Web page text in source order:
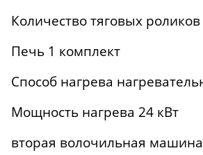
Количество тяговых роликов
Печь 1 комплект
Способ нагрева
Мощность нагрева 24 кВт
вторая волочильная машина